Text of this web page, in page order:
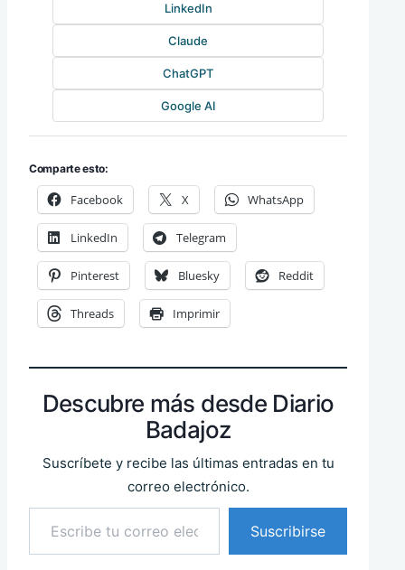
LinkedIn
Claude
ChatGPT
Google AI
Comparte esto:
Facebook X WhatsApp
LinkedIn Telegram
Pinterest Bluesky Reddit
Threads Imprimir
Descubre más desde Diario
Badajoz
Suscríbete y recibe las últimas entradas en tu
correo electrónico.
Escribe tu correo electrónico…
Suscribirse